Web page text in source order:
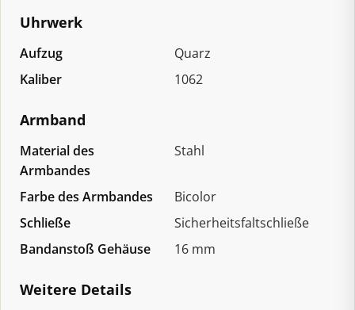
Uhrwerk
Aufzug
Quarz
Kaliber
1062
Armband
Material des
Armbandes
Stahl
Farbe des Armbandes
Bicolor
Schließe
Sicherheitsfaltschließe
Bandanstoß Gehäuse
16 mm
Weitere Details